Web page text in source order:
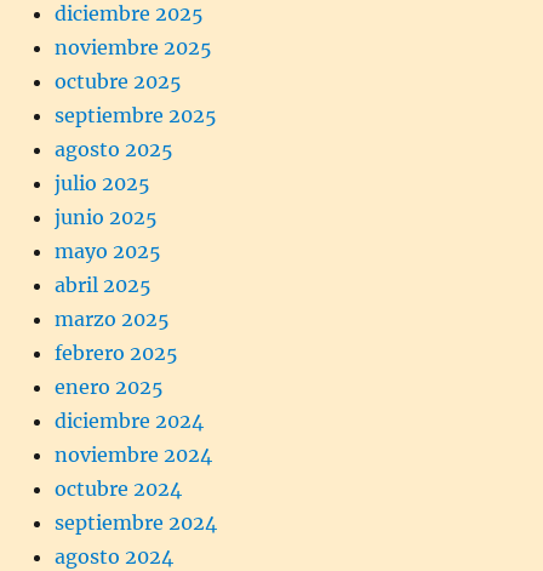
diciembre 2025
noviembre 2025
octubre 2025
septiembre 2025
agosto 2025
julio 2025
junio 2025
mayo 2025
abril 2025
marzo 2025
febrero 2025
enero 2025
diciembre 2024
noviembre 2024
octubre 2024
septiembre 2024
agosto 2024